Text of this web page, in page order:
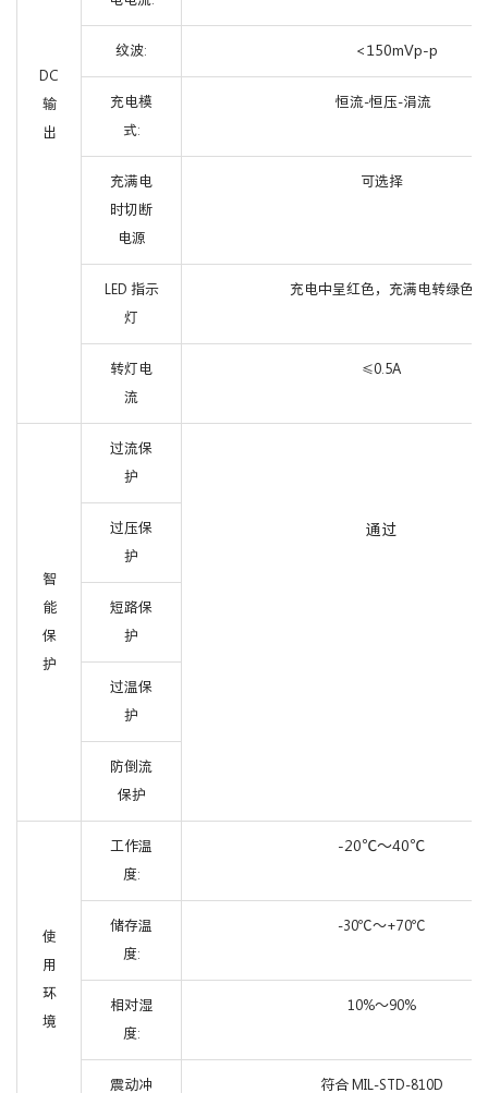
DC
输
出
纹波: <150mVp-p
充电模
式:
恒流-恒压-涓流
充满电
时切断
电源
可选择
LED 指示
灯
充电中呈红色，充满电转绿色
转灯电
流
≤0.5A
智
能
保
护
过流保
护
通过
过压保
护
短路保
护
过温保
护
防倒流
保护
使
用
环
境
工作温
度:
-20℃～40℃
储存温
度:
-30℃～+70℃
相对湿
度:
10%～90%
震动冲
符合 MIL-STD-810D